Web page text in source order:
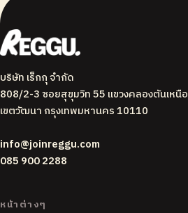
บริษัท เร็กกุ จำกัด
808/2-3 ซอยสุขุมวิท 55 แขวงคลองตันเหนือ
เขตวัฒนา กรุงเทพมหานคร 10110
info@joinreggu.com
085 900 2288
หน้าต่างๆ